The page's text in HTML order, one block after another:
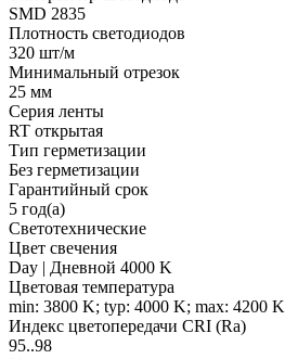
SMD 2835
Плотность светодиодов
320 шт/м
Минимальный отрезок
25 мм
Серия ленты
RT открытая
Тип герметизации
Без герметизации
Гарантийный срок
5 год(а)
Светотехнические
Цвет свечения
Day | Дневной 4000 K
Цветовая температура
min: 3800 K; typ: 4000 K; max: 4200 K
Индекс цветопередачи CRI (Ra)
95..98